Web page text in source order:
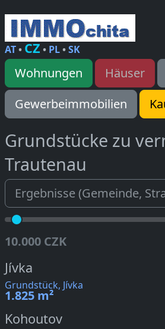
AT• CZ • PL•SK
Wohnungen Häuser
Gewerbeimmobilien
Grundstücke zu
Trautenau
10.000 CZK
Jívka
Grundstück, Jívka
1.825 m²
Kohoutov